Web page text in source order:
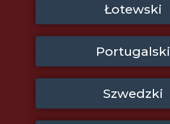
Łotewski
Portugalski
Szwedzki